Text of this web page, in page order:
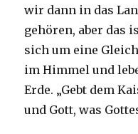
wir dann in das
gehören, aber das
sich um eine
im Himmel und
Erde. „Gebt dem
und Gott, was